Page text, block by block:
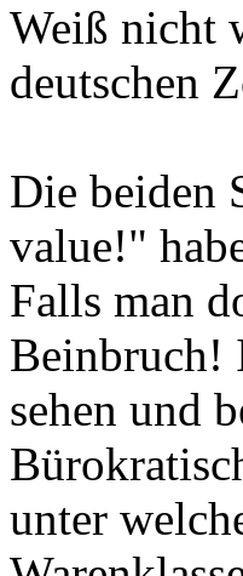
Weiß nicht
deutschen
Die beiden
value!"
Falls man
Beinbruch!
sehen und
unter